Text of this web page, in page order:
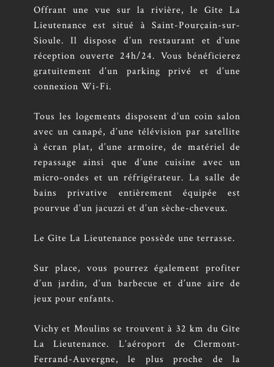
Offrant une vue sur la rivière, le Gîte La
Lieutenance est situé à Saint-Pourçain-sur-
Sioule. Il dispose d’un restaurant et d’une
réception ouverte 24h/24. Vous bénéficierez
gratuitement d’un parking privé et d’une
connexion Wi-Fi.
Tous les logements disposent d’un coin salon
avec un canapé, d’une télévision par satellite
à écran plat, d’une armoire, de matériel de
repassage ainsi que d’une cuisine avec un
micro-ondes et un réfrigérateur. La salle de
bains privative entièrement équipée est
pourvue d’un jacuzzi et d’un sèche-cheveux.
Le Gîte La Lieutenance possède une terrasse.
Sur place, vous pourrez également profiter
d’un jardin, d’un barbecue et d’une aire de
jeux pour enfants.
Vichy et Moulins se trouvent à 32 km du Gîte
La Lieutenance. L’aéroport de Clermont-
Ferrand-Auvergne, le plus proche de la